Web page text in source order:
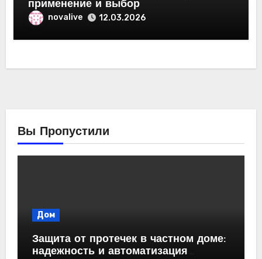
применение и выбор
novalive 12.03.2026
Вы Пропустили
Дом
Защита от протечек в частном доме:
надежность и автоматизация